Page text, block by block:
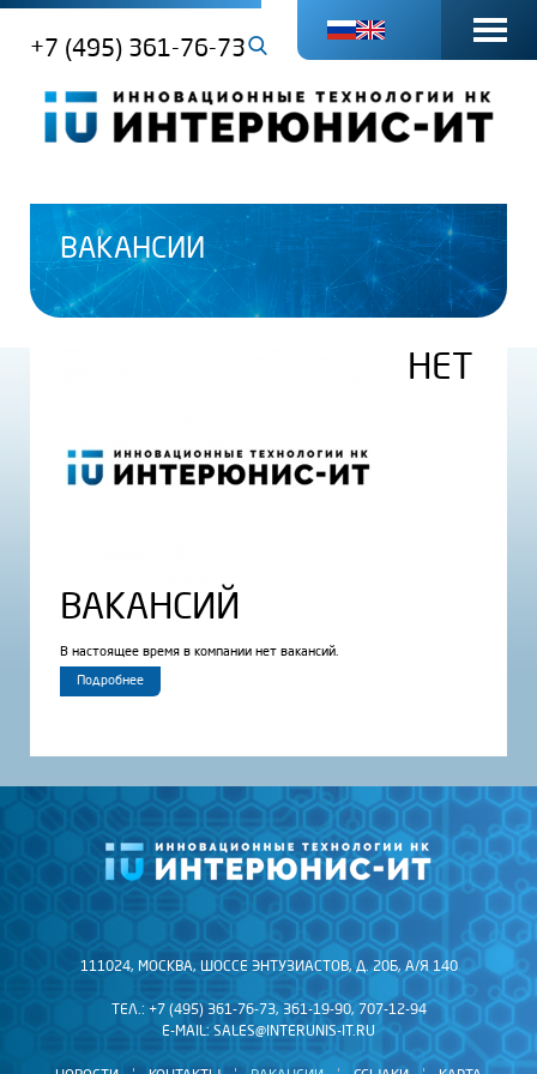
+7 (495) 361-76-73
ВАКАНСИИ
НЕТ
ВАКАНСИЙ
В настоящее время в компании нет вакансий.
Подробнее
111024, МОСКВА, ШОССЕ ЭНТУЗИАСТОВ, Д. 20Б, А/Я 140
ТЕЛ.: +7 (495) 361-76-73, 361-19-90, 707-12-94
E-MAIL: SALES@INTERUNIS-IT.RU